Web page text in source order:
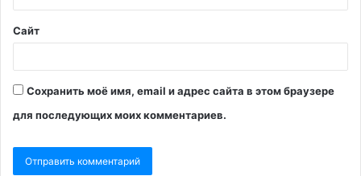
Сайт
Сохранить моё имя, email и адрес сайта в этом браузере
для последующих моих комментариев.